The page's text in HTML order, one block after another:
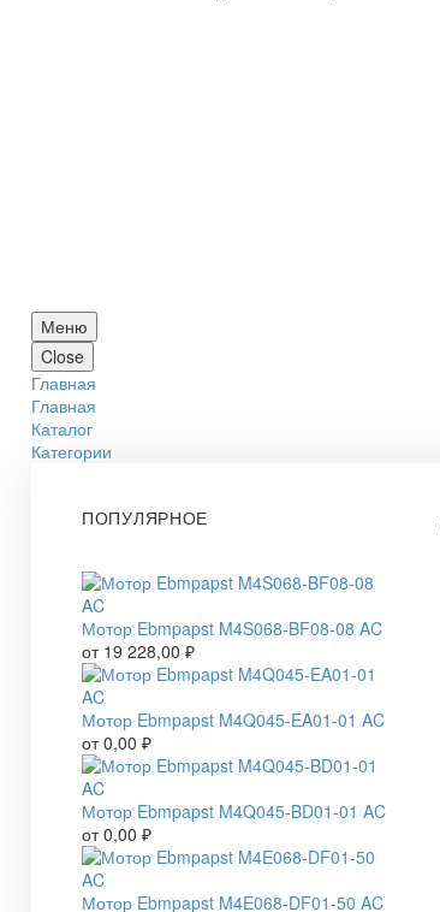
Меню
Close
Главная
Главная
Каталог
Категории
ПОПУЛЯРНОЕ
Мотор Ebmpapst M4S068-BF08-08 AC
от 19 228,00 ₽
Мотор Ebmpapst M4Q045-EA01-01 AC
от0,00 ₽
Мотор Ebmpapst M4Q045-BD01-01 AC
от0,00 ₽
Мотор Ebmpapst M4E068-DF01-50 AC